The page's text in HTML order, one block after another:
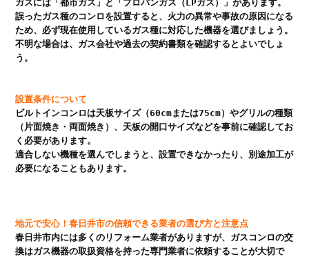
ガスには「都市ガス」と「プロパンガス（LPガス）」があります。
誤ったガス種のコンロを設置すると、火力の異常や事故の原因になる
ため、必ず現在使用しているガス種に対応した機器を選びましょう。
不明な場合は、ガス会社や過去の契約書類を確認するとよいでしょ
う。
設置条件について
ビルトインコンロは天板サイズ（60cmまたは75cm）やグリルの種類
（片面焼き・両面焼き）、天板の開口サイズなどを事前に確認してお
く必要があります。
適合しない機種を選んでしまうと、設置できなかったり、別途加工が
必要になることもあります。
地元で安心！春日井市の信頼できる業者の選び方と注意点
春日井市内には多くのリフォーム業者がありますが、ガスコンロの交
換はガス機器の取扱資格を持った専門業者に依頼することが大切で